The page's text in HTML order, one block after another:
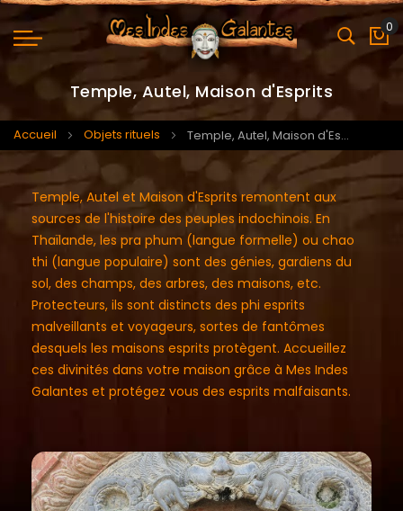
0
Temple, Autel, Maison d'Esprits
Accueil Objets rituels Temple, Autel, Maison d'Esprits
Temple, Autel et Maison d'Esprits remontent aux
sources de l'histoire des peuples indochinois. En
Thaïlande, les pra phum (langue formelle) ou chao
thi (langue populaire) sont des génies, gardiens du
sol, des champs, des arbres, des maisons, etc.
Protecteurs, ils sont distincts des phi esprits
malveillants et voyageurs, sortes de fantômes
desquels les maisons esprits protègent. Accueillez
ces divinités dans votre maison grâce à Mes Indes
Galantes et protégez vous des esprits malfaisants.